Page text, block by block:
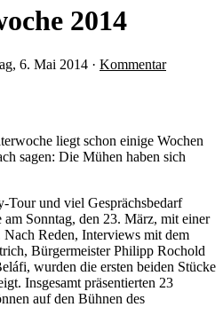
2014
6. Mai 2014 · Kommentar
liegt schon einige Wochen
sagen: Die Mühen haben sich
Tour und viel Gesprächsbedarf
am Sonntag, den 23. März, mit einer
Reden, Interviews mit dem
Bürgermeister Philipp Rochold
wurden die ersten beiden Stücke
Insgesamt präsentierten 23
auf den Bühnen des